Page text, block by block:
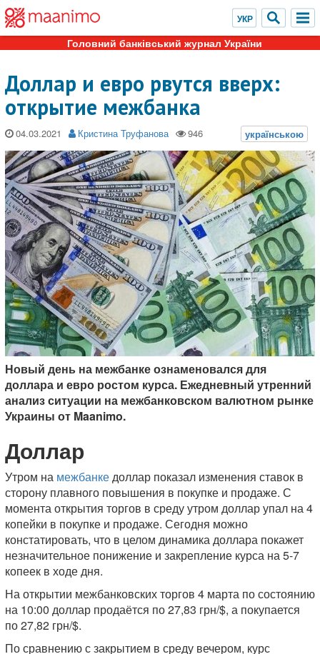
Головний банківський журнал України
Доллар и евро рвутся вверх:
открытие межбанка
04.03.2021 Кристина Труфанова
Новый день на межбанке ознаменовался для
доллара и евро ростом курса. Ежедневный утренний
анализ ситуации на межбанковском валютном рынке
Украины от Maanimo.
Доллар
Утром на межбанкедоллар показал изменения ставок в
сторону плавного повышения в покупке и продаже. С
момента открытия торгов в среду утром доллар упал на 4
копейки в покупке и продаже. Сегодня можно
констатировать, что в целом динамика доллара покажет
незначительное понижение и закрепление курса на 5-7
копеек в ходе дня.
На открытии межбанковских торгов 4 марта по состоянию
на 10:00 доллар продаётся по 27,83 грн/$, а покупается
по 27,82 грн/$.
По сравнению с закрытием в среду вечером, курс